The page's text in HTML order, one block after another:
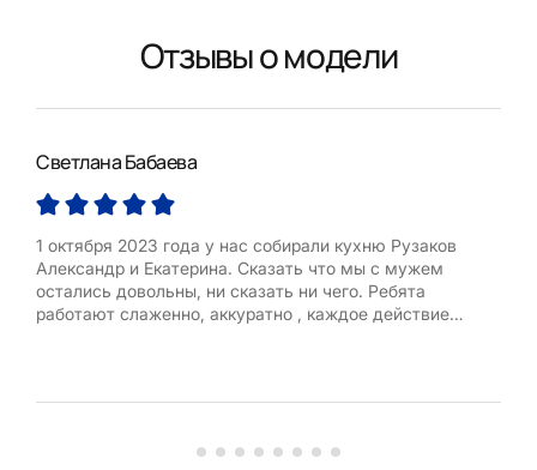
Отзывы о модели
Светлана Бабаева
1 октября 2023 года у нас собирали кухню Рузаков
Александр и Екатерина. Сказать что мы с мужем
остались довольны, ни сказать ни чего. Ребята
работают слаженно, аккуратно , каждое действие
Я очень рада что именно ити молодые лю...